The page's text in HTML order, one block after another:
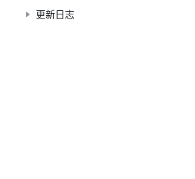
更新日志